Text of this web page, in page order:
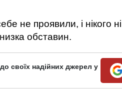
не проявили, і нікого
обставин.
своїх надійних джерел у